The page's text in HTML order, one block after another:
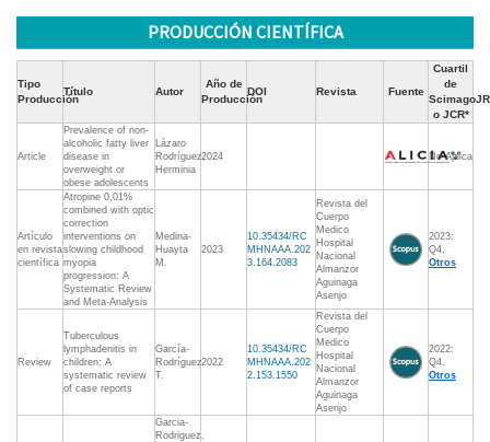
PRODUCCIÓN CIENTÍFICA
Tipo
Producción
Título Autor
Año de
Producción
DOI Revista Fuente
Cuartil
de
ScimagoJR
o JCR*
Article
Prevalence of non-
alcoholic fatty liver
disease in
overweight or
obese adolescents
Lázaro
Rodríguez,
Herminia
2024 No Aplica
Artículo
en revista
científica
Atropine 0,01%
combined with optic
correction
interventions on
slowing childhood
myopia
progression: A
Systematic Review
and Meta-Analysis
Medina-
Huayta
M.
2023
10.35434/RC
MHNAAA.202
3.164.2083
Revista del
Cuerpo
Medico
Hospital
Nacional
Almanzor
Aguinaga
Asenjo
2023:
Q4,
Otros
Review
Tuberculous
lymphadenitis in
children: A
systematic review
of case reports
García-
Rodríguez
T.
2022
10.35434/RC
MHNAAA.202
2.153.1550
Revista del
Cuerpo
Medico
Hospital
Nacional
Almanzor
Aguinaga
Asenjo
2022:
Q4,
Otros
Garcia-
Rodriguez,